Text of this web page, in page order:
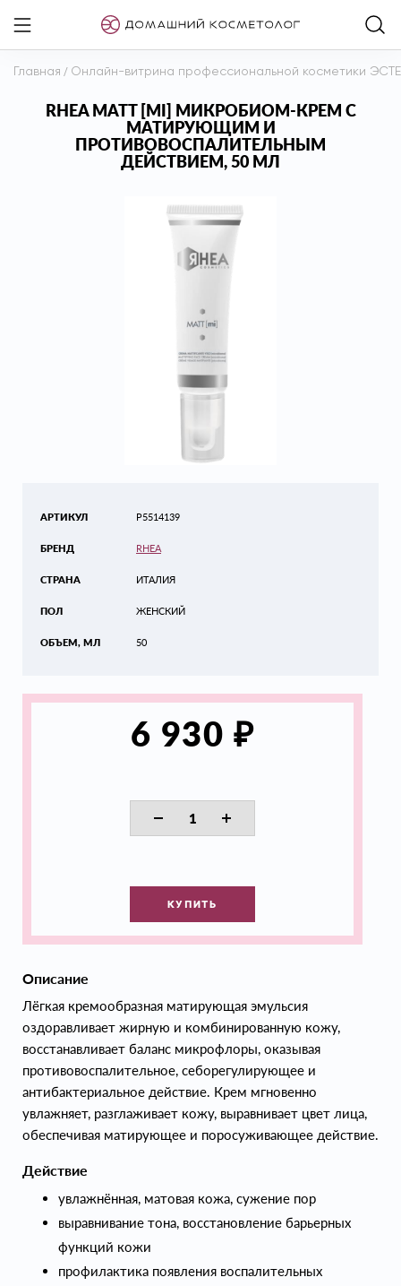
Главная / Онлайн-витрина профессиональной косметики
RHEA MATT [MI] МИКРОБИОМ-КРЕМ С
МАТИРУЮЩИМ И
ПРОТИВОВОСПАЛИТЕЛЬНЫМ
ДЕЙСТВИЕМ, 50 МЛ
АРТИКУЛ
БРЕНД
СТРАНА
ПОЛ
ОБЪЕМ, МЛ
P5514139
RHEA
ИТАЛИЯ
ЖЕНСКИЙ
50
6 930 ₽
КУПИТЬ
Описание
Лёгкая кремообразная матирующая эмульсия
оздоравливает жирную и комбинированную кожу,
восстанавливает баланс микрофлоры, оказывая
противовоспалительное, себорегулирующее и
антибактериальное действие. Крем мгновенно
увлажняет, разглаживает кожу, выравнивает цвет лица,
обеспечивая матирующее и поросуживающее действие.
Действие
увлажнённая, матовая кожа, сужение пор
выравнивание тона, восстановление барьерных
функций кожи
профилактика появления воспалительных